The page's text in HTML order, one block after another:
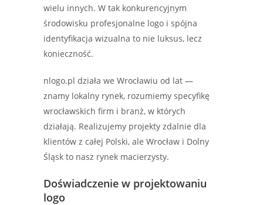
wielu innych. W tak konkurencyjnym
środowisku profesjonalne logo i spójna
identyfikacja wizualna to nie luksus, lecz
konieczność.
nlogo.pl działa we Wrocławiu od lat —
znamy lokalny rynek, rozumiemy specyfikę
wrocławskich firm i branż, w których
działają. Realizujemy projekty zdalnie dla
klientów z całej Polski, ale Wrocław i Dolny
Śląsk to nasz rynek macierzysty.
Doświadczenie w projektowaniu
logo